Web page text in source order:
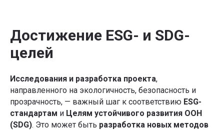
Достижение ESG- и SDG-
целей
Исследования и разработка проекта,
направленного на экологичность, безопасность и
прозрачность, — важный шаг к соответствию ESG-
стандартам и Целям устойчивого развития ООН
(SDG). Это может быть разработка новых методов